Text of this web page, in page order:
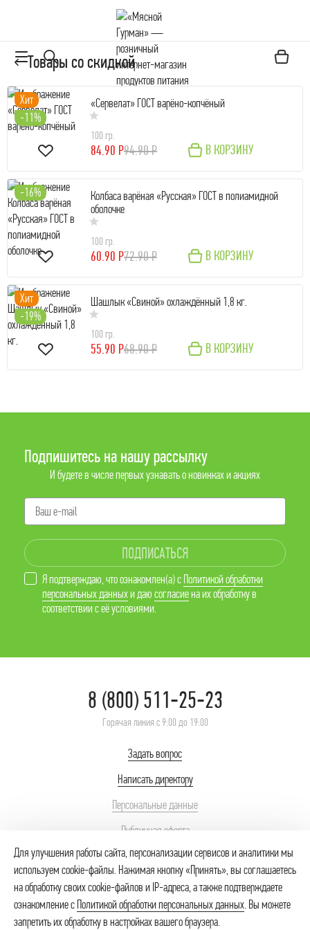
Товары со скидкой
Хит
-11%
«Сервелат» ГОСТ варёно-копчёный
100 гр.
84.90 Р94.90 Р В КОРЗИНУ
-16%
Колбаса варёная «Русская» ГОСТ в полиамидной
оболочке
100 гр.
60.90 Р72.90 Р В КОРЗИНУ
Хит
-19%
Шашлык «Свиной» охлаждённый 1,8 кг.
100 гр.
55.90 Р68.90 Р В КОРЗИНУ
Подпишитесь на нашу рассылку
И будете в числе первых узнавать о новинках и акциях
ПОДПИСАТЬСЯ
Я подтверждаю, что ознакомлен(а) с Политикой обработки
персональных данныхи даю согласиена их обработку в
соответствии с её условиями.
8 (800) 511-25-23
Горячая линия с 9:00 до 19:00
Задать вопрос
Написать директору
Персональные данные
Публичная оферта
© 2026 ИП Неупокоев Сергей Сергеевич – интернет-магазин продуктов.
Использование товарных знаков № 418512, 446839 осуществляется на
основании лицензионного договора. Незаконное использование товарного
знака влечет за собой гражданскую, административную и уголовную
ответственность (ст.1515 ГК РФ, ст.14.10. КоАП РФ, ст.180 УК РФ)
Для улучшения работы сайта, персонализации сервисов и аналитики мы
используем cookie-файлы. Нажимая кнопку «Принять», вы соглашаетесь
на обработку своих cookie-файлов и IP-адреса, а также подтверждаете
ознакомление с Политикой обработки персональных данных. Вы можете
запретить их обработку в настройках вашего браузера.